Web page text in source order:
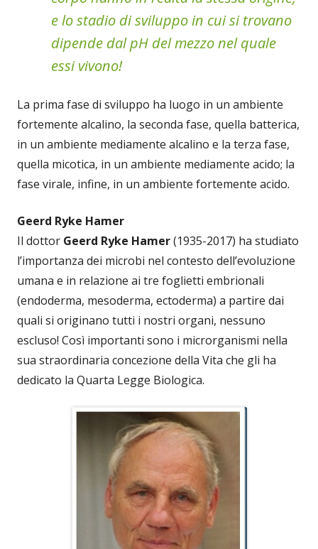
e lo stadio di sviluppo in cui si trovano
dipende dal pH del mezzo nel quale
essi vivono!
La prima fase di sviluppo ha luogo in un ambiente
fortemente alcalino, la seconda fase, quella batterica,
in un ambiente mediamente alcalino e la terza fase,
quella micotica, in un ambiente mediamente acido; la
fase virale, infine, in un ambiente fortemente acido.
Geerd Ryke Hamer
Il dottor Geerd Ryke Hamer(1935-2017) ha studiato
l’importanza dei microbi nel contesto dell’evoluzione
umana e in relazione ai tre foglietti embrionali
(endoderma, mesoderma, ectoderma) a partire dai
quali si originano tutti i nostri organi, nessuno
escluso! Così importanti sono i microrganismi nella
sua straordinaria concezione della Vita che gli ha
dedicato la Quarta Legge Biologica.